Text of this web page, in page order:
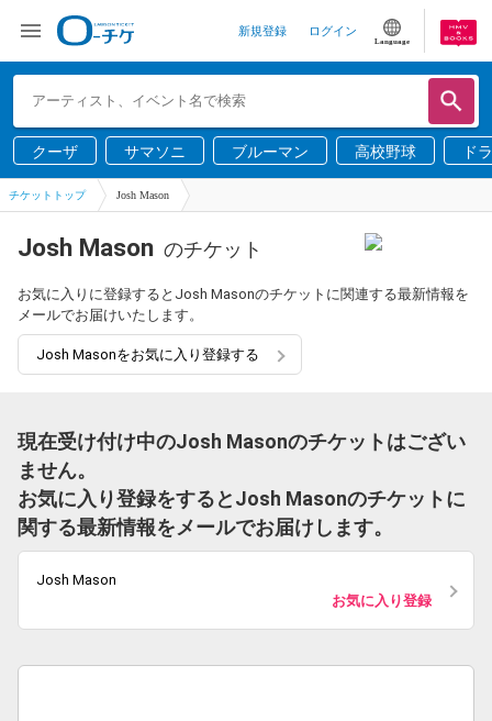
新規登録 ログイン
Language
クーザ サマソニ ブルーマン 高校野球 ド
チケットトップ Josh Mason
Josh Mason のチケット
お気に入りに登録するとJosh Masonのチケットに関連する最新情報を
メールでお届けいたします。
Josh Masonをお気に入り登録する
現在受け付け中のJosh Masonのチケットはござい
ません。
お気に入り登録をするとJosh Masonのチケットに
関する最新情報をメールでお届けします。
Josh Mason
お気に入り登録